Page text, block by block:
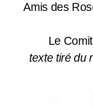
Amis des
Le
texte tiré du